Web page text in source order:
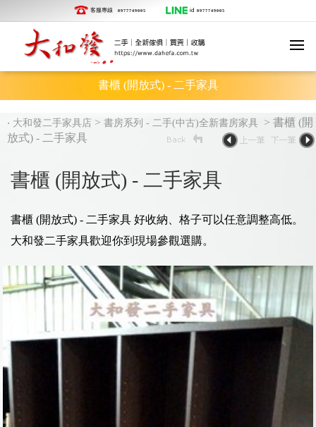
客服專線 0977749005 id 0977749005
書櫃 (開放式) - 二手家具
‧ 大和發二手家具店 > 書房系列 - 二手(中古)全新書房家具 > 書櫃 (開
放式) - 二手家具
書櫃 (開放式) - 二手家具
書櫃 (開放式) - 二手家具 好收納、格子可以任意調整高低。
大和發二手家具歡迎你到現場參觀選購。